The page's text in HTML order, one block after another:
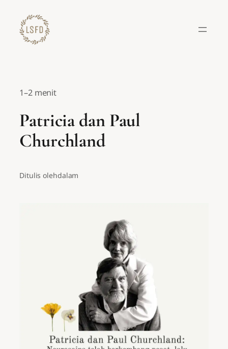
konten
1–2 menit
Patricia dan Paul
Churchland
Ditulis olehdalam